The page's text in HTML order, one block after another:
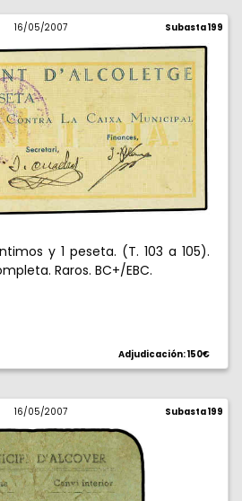
16/05/2007 Subasta 199
y 1 peseta. (T. 103 a 105).
Raros. BC+/EBC.
Adjudicación: 150€
16/05/2007 Subasta 199